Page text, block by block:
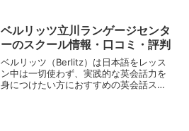
ための緻密な計画と学習スケジュールを
作成。一人一...
ベルリッツ立川ランゲージセンタ
ーのスクール情報・口コミ・評判
ベルリッツ（Berlitz）は日本語をレッス
ン中は一切使わず、実践的な英会話力を
身につけたい方におすすめの英会話スク